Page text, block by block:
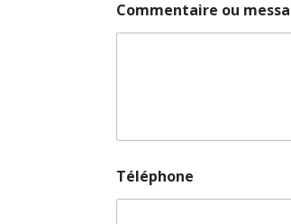
Commentaire ou
Téléphone